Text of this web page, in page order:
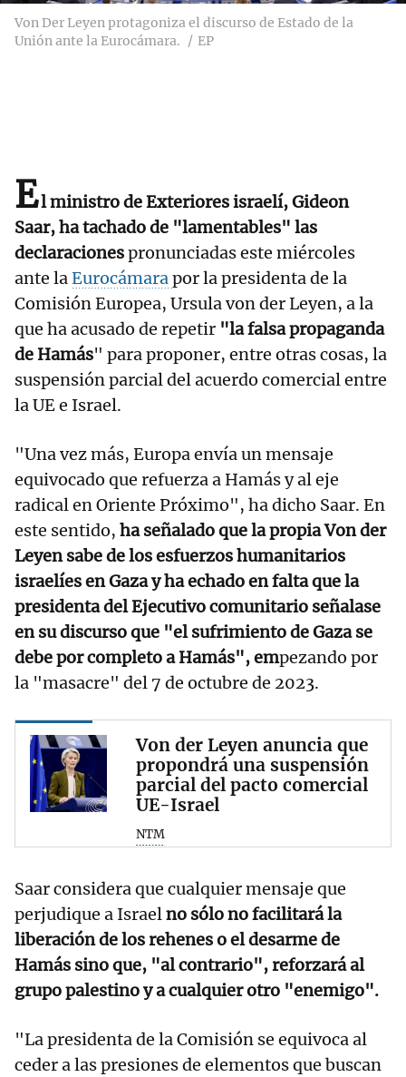
Von Der Leyen protagoniza el discurso de Estado de la
Unión ante la Eurocámara.
EP
El ministro de Exteriores israelí, Gideon
Saar, ha tachado de "lamentables" las
declaracionespronunciadas este miércoles
ante laEurocámarapor la presidenta de la
Comisión Europea, Ursula von der Leyen, a la
que ha acusado de repetir "la falsa propaganda
de Hamás" para proponer, entre otras cosas, la
suspensión parcial del acuerdo comercial entre
la UE e Israel.
"Una vez más, Europa envía un mensaje
equivocado que refuerza a Hamás y al eje
radical en Oriente Próximo", ha dicho Saar. En
este sentido, ha señalado que la propia Von der
Leyen sabe de los esfuerzos humanitarios
israelíes en Gaza y ha echado en falta que la
presidenta del Ejecutivo comunitario señalase
en su discurso que "el sufrimiento de Gaza se
debe por completo a Hamás", empezando por
la "masacre" del 7 de octubre de 2023.
Von der Leyen anuncia que
propondrá una suspensión
parcial del pacto comercial
UE-Israel
NTM
Saar considera que cualquier mensaje que
perjudique a Israelno sólo no facilitará la
liberación de los rehenes o el desarme de
Hamás sino que, "al contrario", reforzará al
grupo palestino y a cualquier otro "enemigo".
"La presidenta de la Comisión se equivoca al
ceder a las presiones de elementos que buscan